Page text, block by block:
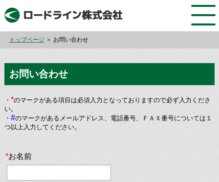
トップページ ＞ お問い合わせ
お問い合わせ
・ *のマークがある項目は必須入力となっておりますので必ず入力くださ
い。
・ #のマークがあるメールアドレス、電話番号、ＦＡＸ番号については１
つ以上入力してください。
*お名前